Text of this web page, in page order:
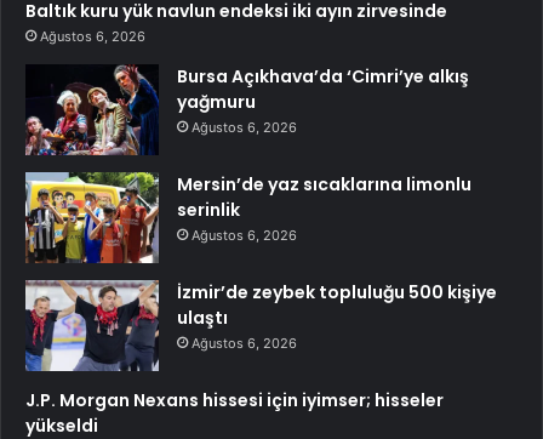
Baltık kuru yük navlun endeksi iki ayın zirvesinde
Ağustos 6, 2026
Bursa Açıkhava’da ‘Cimri’ye alkış
yağmuru
Ağustos 6, 2026
Mersin’de yaz sıcaklarına limonlu
serinlik
Ağustos 6, 2026
İzmir’de zeybek topluluğu 500 kişiye
ulaştı
Ağustos 6, 2026
J.P. Morgan Nexans hissesi için iyimser; hisseler
yükseldi